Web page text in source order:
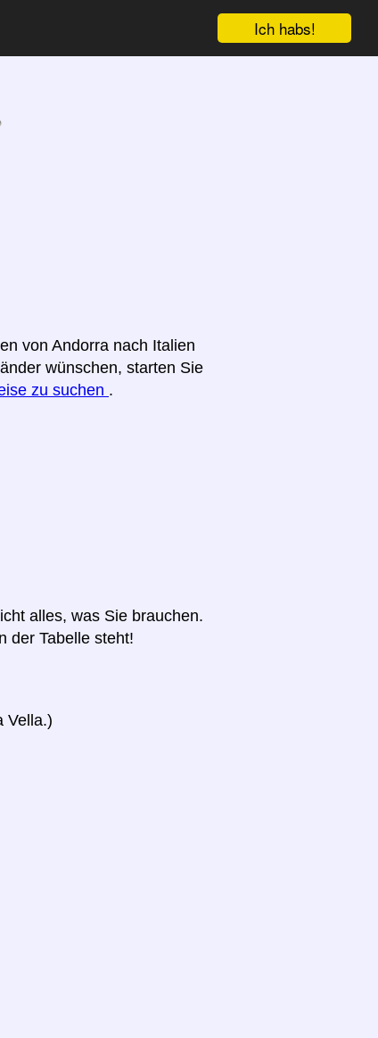
Ich habs!
von Andorra nach Italien
wünschen, starten Sie
zu suchen .
alles, was Sie brauchen.
der Tabelle steht!
Vella.)